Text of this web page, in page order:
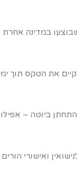
במדינה
את הטקס תוך
ביוטה –
ואישורי